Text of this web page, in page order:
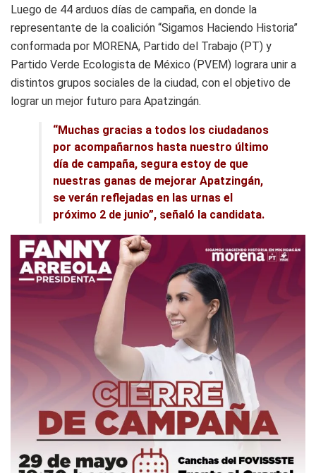
Luego de 44 arduos días de campaña, en donde la
representante de la coalición “Sigamos Haciendo Historia”
conformada por MORENA, Partido del Trabajo (PT) y
Partido Verde Ecologista de México (PVEM) lograra unir a
distintos grupos sociales de la ciudad, con el objetivo de
lograr un mejor futuro para Apatzingán.
“Muchas gracias a todos los ciudadanos
por acompañarnos hasta nuestro último
día de campaña, segura estoy de que
nuestras ganas de mejorar Apatzingán,
se verán reflejadas en las urnas el
próximo 2 de junio”, señaló la candidata.